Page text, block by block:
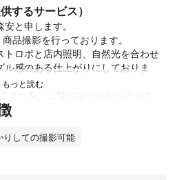
するサービス）
と申します。
品撮影を行っております。
トロボと店内照明、自然光を合わせ
感のある仕上がりにしておりま
のボケ具合などを、ご確認いただ
にも多色）、木目調の天板（茶色、
ロスも、ご用意できます。
りしての撮影可能